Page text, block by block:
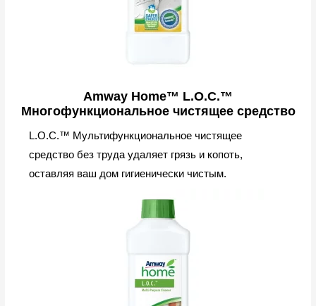
Amway Home™ L.O.C.™
Многофункциональное чистящее средство
L.O.C.™ Мультифункциональное чистящее
средство без труда удаляет грязь и копоть,
оставляя ваш дом гигиенически чистым.